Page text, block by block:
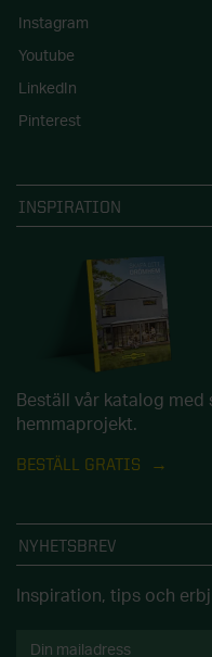
Instagram
Youtube
LinkedIn
Pinterest
INSPIRATION
Beställ vår katalog
hemmaprojekt.
BESTÄLL GRATIS
NYHETSBREV
Inspiration, tips och